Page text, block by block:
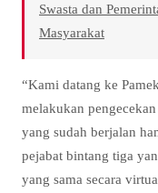
Swasta dan
Masyarakat
“Kami datang ke
melakukan
yang sudah berjalan
pejabat bintang tiga
yang sama secara